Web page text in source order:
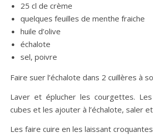
25 cl de crème
quelques feuilles de menthe fraiche
huile d’olive
échalote
sel, poivre
Faire suer l’échalote dans 2 cuillères à
Laver et éplucher les courgettes.
cubes et les ajouter à l’échalote, saler
Les faire cuire en les laissant